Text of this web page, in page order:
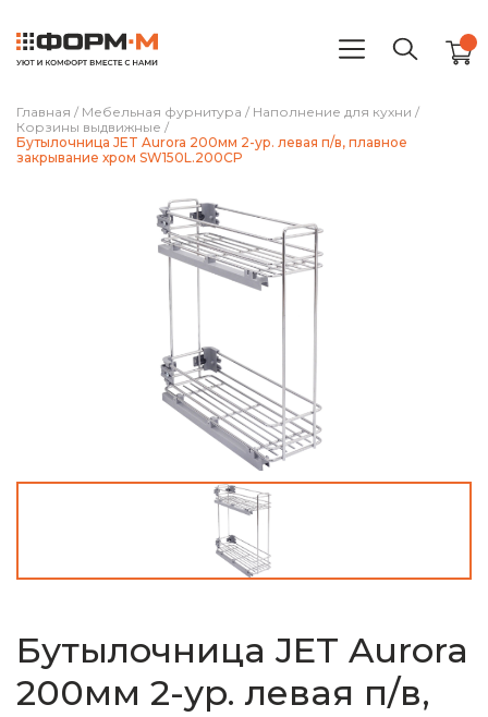
Главная / Мебельная фурнитура / Наполнение для кухни /
Корзины выдвижные /
Бутылочница JET Aurora 200мм 2-ур. левая п/в, плавное
закрывание хром SW150L.200CP
Бутылочница JET Aurora
200мм 2-ур. левая п/в,